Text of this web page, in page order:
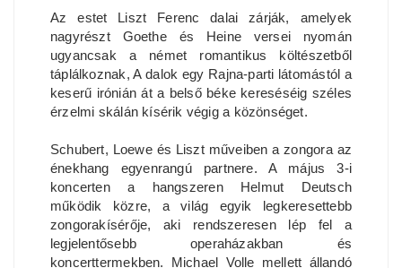
Az estet Liszt Ferenc dalai zárják, amelyek
nagyrészt Goethe és Heine versei nyomán
ugyancsak a német romantikus költészetből
táplálkoznak, A dalok egy Rajna-parti látomástól a
keserű irónián át a belső béke kereséséig széles
érzelmi skálán kísérik végig a közönséget.
Schubert, Loewe és Liszt műveiben a zongora az
énekhang egyenrangú partnere. A május 3-i
koncerten a hangszeren Helmut Deutsch
működik közre, a világ egyik legkeresettebb
zongorakísérője, aki rendszeresen lép fel a
legjelentősebb operaházakban és
koncerttermekben. Michael Volle mellett állandó